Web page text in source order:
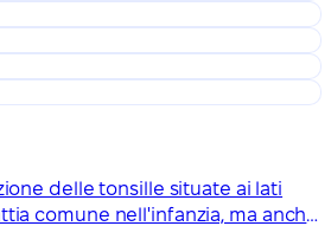
delle tonsille situate ai lati
comune nell'infanzia, ma anche